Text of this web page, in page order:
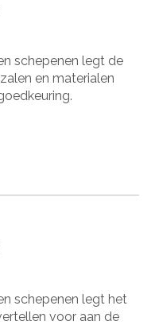
schepenen legt de
en materialen
schepenen legt het
voor aan de